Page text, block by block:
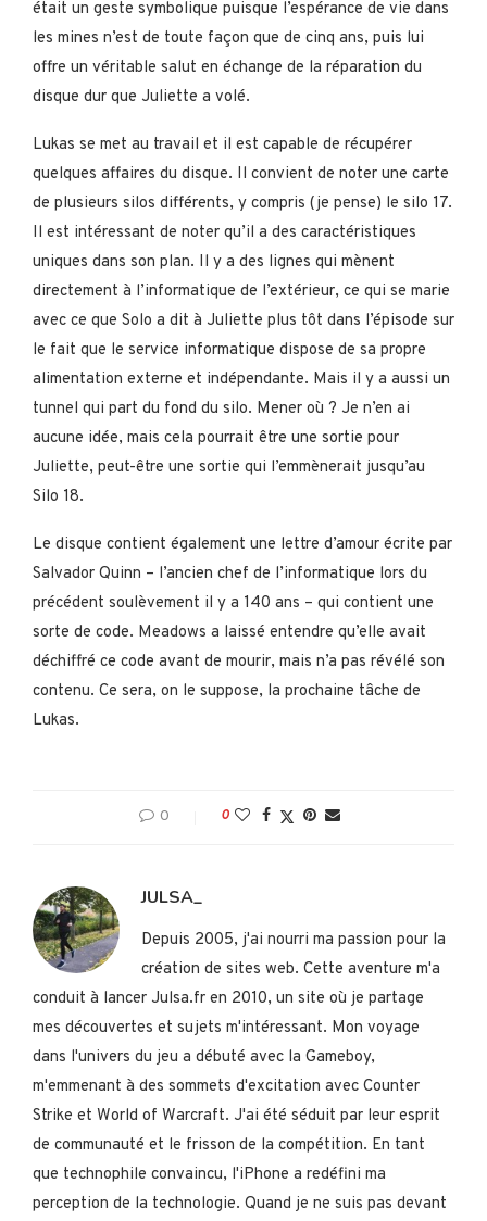
était un geste symbolique puisque l’espérance de vie dans
les mines n’est de toute façon que de cinq ans, puis lui
offre un véritable salut en échange de la réparation du
disque dur que Juliette a volé.
Lukas se met au travail et il est capable de récupérer
quelques affaires du disque. Il convient de noter une carte
de plusieurs silos différents, y compris (je pense) le silo 17.
Il est intéressant de noter qu’il a des caractéristiques
uniques dans son plan. Il y a des lignes qui mènent
directement à l’informatique de l’extérieur, ce qui se marie
avec ce que Solo a dit à Juliette plus tôt dans l’épisode sur
le fait que le service informatique dispose de sa propre
alimentation externe et indépendante. Mais il y a aussi un
tunnel qui part du fond du silo. Mener où ? Je n’en ai
aucune idée, mais cela pourrait être une sortie pour
Juliette, peut-être une sortie qui l’emmènerait jusqu’au
Silo 18.
Le disque contient également une lettre d’amour écrite par
Salvador Quinn – l’ancien chef de l’informatique lors du
précédent soulèvement il y a 140 ans – qui contient une
sorte de code. Meadows a laissé entendre qu’elle avait
déchiffré ce code avant de mourir, mais n’a pas révélé son
contenu. Ce sera, on le suppose, la prochaine tâche de
Lukas.
0 0
JULSA_
Depuis 2005, j'ai nourri ma passion pour la
création de sites web. Cette aventure m'a
conduit à lancer Julsa.fr en 2010, un site où je partage
mes découvertes et sujets m'intéressant. Mon voyage
dans l'univers du jeu a débuté avec la Gameboy,
m'emmenant à des sommets d'excitation avec Counter
Strike et World of Warcraft. J'ai été séduit par leur esprit
de communauté et le frisson de la compétition. En tant
que technophile convaincu, l'iPhone a redéfini ma
perception de la technologie. Quand je ne suis pas devant